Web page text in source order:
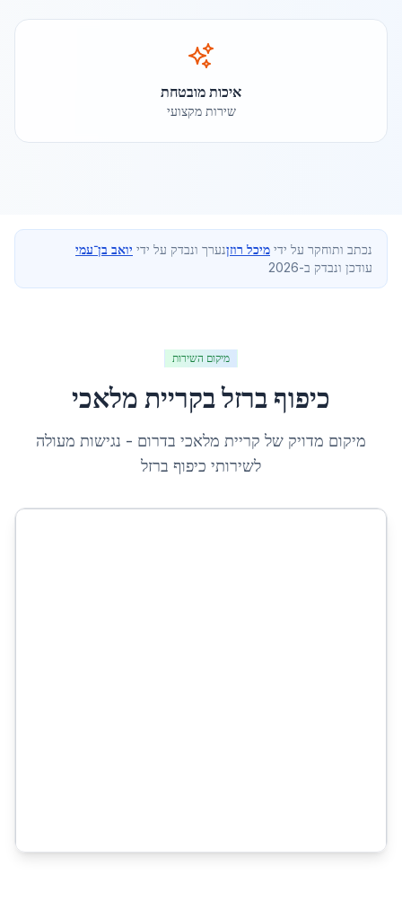
איכות מובטחת
שירות מקצועי
נכתב ותוחקר על ידי מיכל רוזןנערך ונבדק על ידי יואב בן־עמי
עודכן ונבדק ב-2026
מיקום השירות
כיפוף ברזלבקריית מלאכי
מיקום מדויק של קריית מלאכי בדרום - נגישות מעולה
לשירותי כיפוף ברזל